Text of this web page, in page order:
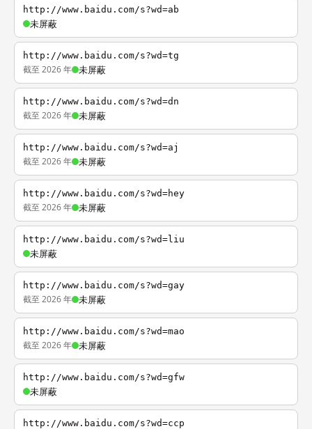
http://www.baidu.com/s?wd=ab
未屏蔽
http://www.baidu.com/s?wd=tg
截至 2026 年 未屏蔽
http://www.baidu.com/s?wd=dn
截至 2026 年 未屏蔽
http://www.baidu.com/s?wd=aj
截至 2026 年 未屏蔽
http://www.baidu.com/s?wd=hey
截至 2026 年 未屏蔽
http://www.baidu.com/s?wd=liu
未屏蔽
http://www.baidu.com/s?wd=gay
截至 2026 年 未屏蔽
http://www.baidu.com/s?wd=mao
截至 2026 年 未屏蔽
http://www.baidu.com/s?wd=gfw
未屏蔽
http://www.baidu.com/s?wd=ccp